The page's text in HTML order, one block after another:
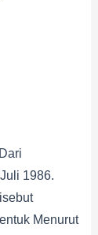
1986.
Menurut